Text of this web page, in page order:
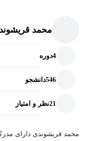
زبان‌های سطح بالا،
حتی هزاران دستور سطح
حوزه سخت‌افزار شوند،
محمد
4دوره
546دانشجو
21نظر و امتیاز
محمد قریشوندی دارای